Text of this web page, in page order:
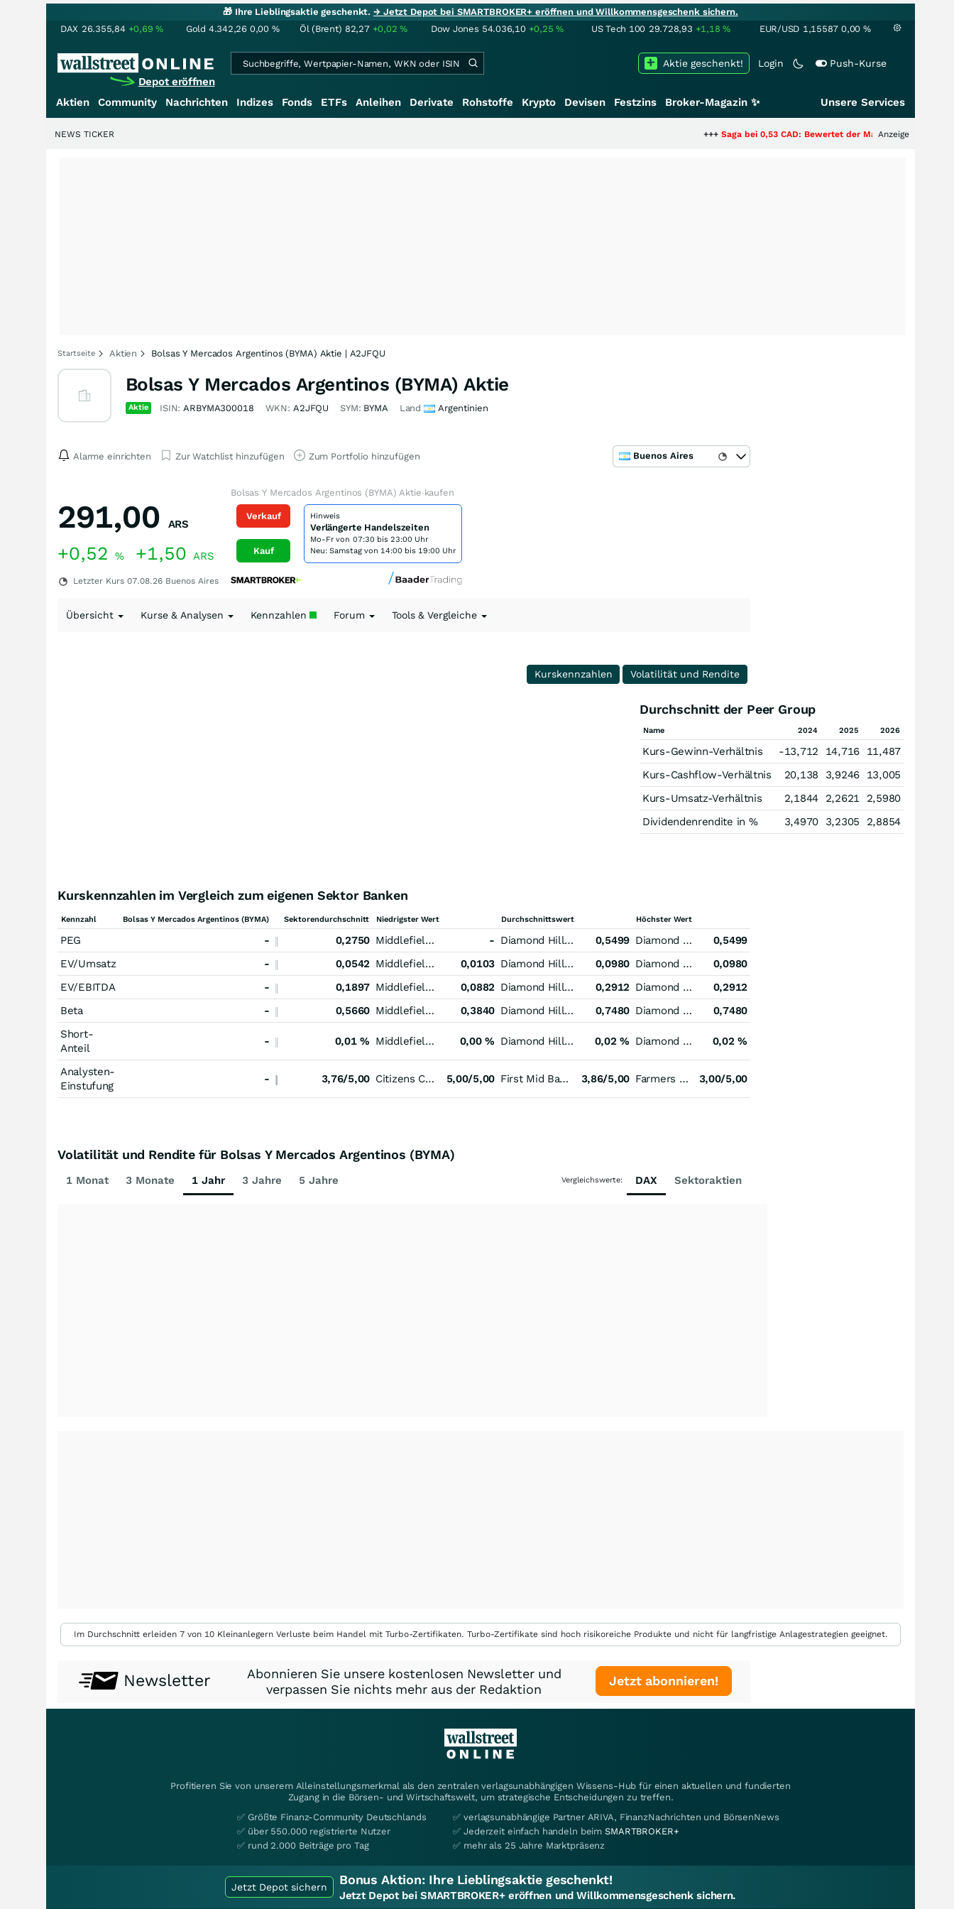
🎁 Ihre Lieblingsaktie geschenkt.→ Jetzt Depot bei SMARTBROKER+ eröffnen und Willkommensgeschenk sichern.
DAX 26.355,84 +0,69% Gold 4.342,26 0,00 % Öl (Brent) 82,27 +0,02% Dow Jones 54.036,10 +0,25% US Tech 100 29.728,93 +1,18% EUR/USD 1,15587 0,00 %
Depot eröffnen
Login Push-Kurse
Aktie geschenkt!
Aktien Community Nachrichten Indizes Fonds ETFs Anleihen Derivate Rohstoffe Krypto Devisen Festzins Broker-Magazin ✨ Unsere Services
Saga bei 0,53 CAD: Bewertet der Markt noch immer nur die
Anzeige
NEWS TICKER
Startseite Aktien Bolsas Y Mercados Argentinos (BYMA) Aktie | A2JFQU
Bolsas Y Mercados Argentinos (BYMA) Aktie
Aktie ISIN:ARBYMA300018 WKN: A2JFQU SYM: BYMA Land Argentinien
Alarme einrichten Zur Watchlist hinzufügen Zum Portfolio hinzufügen Buenos Aires
291,00 ARS
+0,52 % +1,50 ARS
Letzter Kurs 07.08.26 Buenos Aires
Bolsas Y Mercados Argentinos (BYMA) Aktie kaufen
Verkauf
Kauf
Hinweis
Verlängerte Handelszeiten
Mo-Fr von 07:30 bis 23:00 Uhr
Neu: Samstag von 14:00 bis 19:00 Uhr
Übersicht Kurse & Analysen Kennzahlen Forum Tools & Vergleiche
Kurskennzahlen Volatilität und Rendite
Durchschnitt der Peer Group
Name 2024 2025 2026
Kurs-Gewinn-Verhältnis -13,712 14,716
11,487
Kurs-Cashflow-Verhältnis
20,138 3,9246
13,005
Kurs-Umsatz-Verhältnis
2,1844 2,2621
2,5980
Dividendenrendite in %
3,4970 3,2305 2,8854
Kurskennzahlen im Vergleich zum eigenen Sektor Banken
Kennzahl Bolsas Y Mercados Argentinos (BYMA) Sektorendurchschnitt Niedrigster Wert Durchschnittswert Höchster Wert
PEG - 0,2750 Middlefield Banc - Diamond Hill Investment Group 0,5499 Diamond Hill Investment Group
0,5499
EV/Umsatz
- 0,0542 Middlefield Banc 0,0103 Diamond Hill Investment Group 0,0980 Diamond Hill Investment Group
0,0980
EV/EBITDA
- 0,1897 Middlefield Banc 0,0882 Diamond Hill Investment Group 0,2912 Diamond Hill Investment Group
0,2912
Beta
- 0,5660 Middlefield Banc 0,3840 Diamond Hill Investment Group 0,7480 Diamond Hill Investment Group
0,7480
Short-
Anteil
- 0,01 % Middlefield Banc 0,00 % Diamond Hill Investment Group 0,02 % Diamond Hill Investment Group 0,02 %
Analysten-
Einstufung
- 3,76/5,00 Citizens Community Bancorp 5,00/5,00 First Mid Bancshares 3,86/5,00 Farmers & Merchants Bancorp (Ohio) 3,00/5,00
Volatilität und Rendite für Bolsas Y Mercados Argentinos (BYMA)
1 Monat 3 Monate 1 Jahr 3 Jahre 5 Jahre Vergleichswerte: DAX Sektoraktien
Im Durchschnitt erleiden 7 von 10 Kleinanlegern Verluste beim Handel mit Turbo-Zertifikaten. Turbo-Zertifikate sind hoch risikoreiche Produkte und nicht für langfristige Anlagestrategien geeignet.
Newsletter
Abonnieren Sie unsere kostenlosen Newsletter und
verpassen Sie nichts mehr aus der Redaktion
Jetzt abonnieren!
Profitieren Sie von unserem Alleinstellungsmerkmal als den zentralen verlagsunabhängigen Wissens-Hub für einen aktuellen und fundierten
Zugang in die Börsen- und Wirtschaftswelt, um strategische Entscheidungen zu treffen.
✅ Größte Finanz-Community Deutschlands
✅ über 550.000 registrierte Nutzer
✅ rund 2.000 Beiträge pro Tag
✅ verlagsunabhängige Partner ARIVA, FinanzNachrichten und BörsenNews
✅ Jederzeit einfach handeln beimSMARTBROKER+
✅ mehr als 25 Jahre Marktpräsenz
Jetzt Depot sichern Bonus Aktion: Ihre Lieblingsaktie geschenkt!
Jetzt Depot bei SMARTBROKER+ eröffnen und Willkommensgeschenk sichern.